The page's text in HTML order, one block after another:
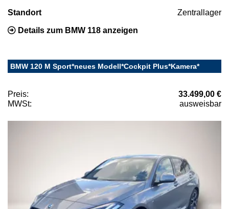
Standort Zentrallager
Details zum BMW 118 anzeigen
BMW 120 M Sport*neues Modell*Cockpit Plus*Kamera*
Preis:
33.499,00 €
MWSt:
ausweisbar